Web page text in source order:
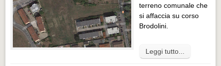
terreno comunale che
si affaccia su corso
Brodolini.
Leggi tutto...